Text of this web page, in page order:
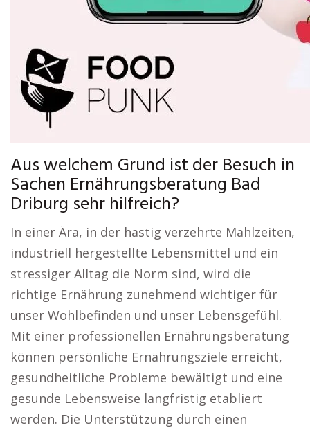
Aus welchem Grund ist der Besuch in
Sachen Ernährungsberatung Bad
Driburg sehr hilfreich?
In einer Ära, in der hastig verzehrte Mahlzeiten,
industriell hergestellte Lebensmittel und ein
stressiger Alltag die Norm sind, wird die
richtige Ernährung zunehmend wichtiger für
unser Wohlbefinden und unser Lebensgefühl.
Mit einer professionellen Ernährungsberatung
können persönliche Ernährungsziele erreicht,
gesundheitliche Probleme bewältigt und eine
gesunde Lebensweise langfristig etabliert
werden. Die Unterstützung durch einen